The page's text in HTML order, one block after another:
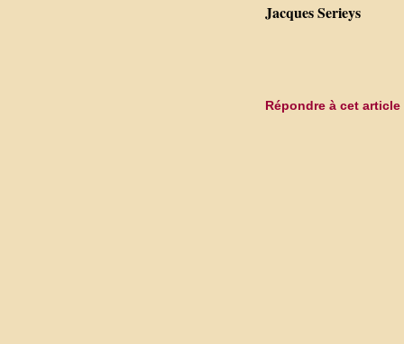
Jacques Serieys
Répondre à cet article